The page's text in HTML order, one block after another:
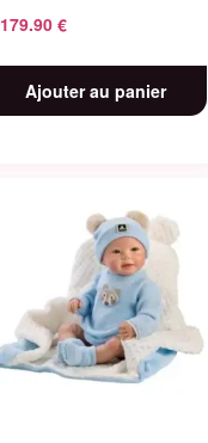
179.90 €
Ajouter au panier